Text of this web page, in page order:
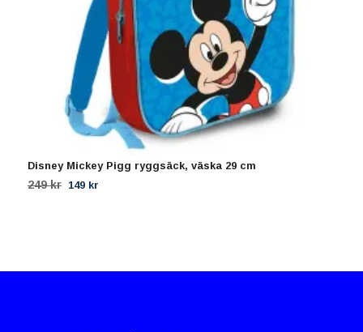
Disney Mickey Pigg ryggsäck, väska 29 cm
249 kr 149 kr